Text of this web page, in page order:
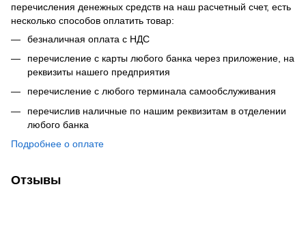
перечисления денежных средств на наш расчетный счет, есть
несколько способов оплатить товар:
безналичная оплата с НДС
перечисление с карты любого банка через приложение, на
реквизиты нашего предприятия
перечисление с любого терминала самообслуживания
перечислив наличные по нашим реквизитам в отделении
любого банка
Подробнее о оплате
Отзывы